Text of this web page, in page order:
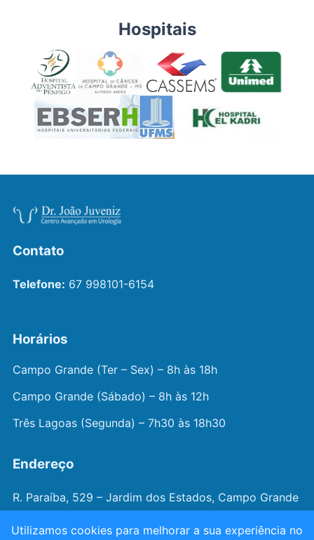
Hospitais
Contato
Telefone: 67 998101-6154
Horários
Campo Grande (Ter – Sex) – 8h às 18h
Campo Grande (Sábado) – 8h às 12h
Três Lagoas (Segunda) – 7h30 às 18h30
Endereço
R. Paraíba, 529 – Jardim dos Estados, Campo Grande
– MS
Utilizamos cookies para melhorar a sua experiência no